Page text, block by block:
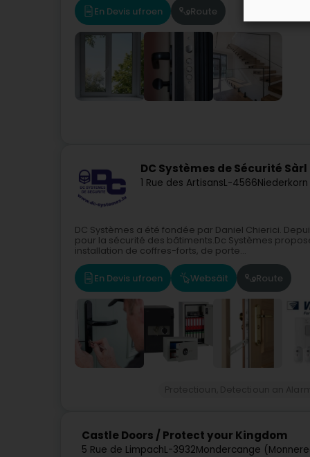
En Devis ufroen Route
DC Systèmes de Sécurité Sàrl
1 Rue des ArtisansL-4566
DC Systèmes a été fondée par Daniel Chierici.
pour la sécurité des bâtiments.Dc Systèmes
installation de coffres-forts, de porte...
En Devis ufroen Websäit Route
Castle Doors / Protect your Kingdom
5 Rue de LimpachL-3932Mondercange